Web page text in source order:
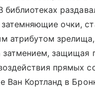
библиотеках
очки,
атрибутом
затмением, защищая
прямых
Ван Кортланд в